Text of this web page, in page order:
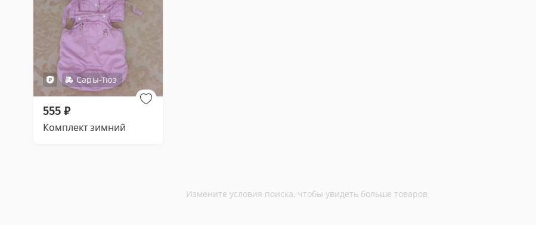
Сары-Тюз
555 ₽
Комплект зимний
Измените условия поиска, чтобы увидеть больше товаров